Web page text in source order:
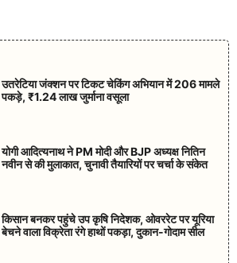
उतरेटिया जंक्शन पर टिकट चेकिंग अभियान में 206 मामले
पकड़े, ₹1.24 लाख जुर्माना वसूला
योगी आदित्यनाथ ने PM मोदी और BJP अध्यक्ष नितिन
नवीन से की मुलाकात, चुनावी तैयारियों पर चर्चा के संकेत
किसान बनकर पहुंचे उप कृषि निदेशक, ओवररेट पर यूरिया
बेचने वाला विक्रेता रंगे हाथों पकड़ा, दुकान-गोदाम सील